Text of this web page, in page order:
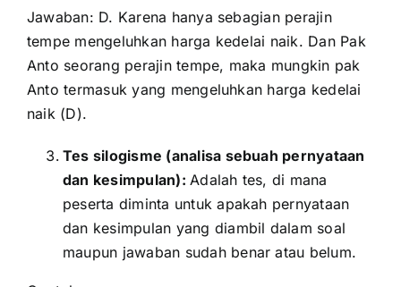
Jawaban: D. Karena hanya sebagian perajin
tempe mengeluhkan harga kedelai naik. Dan Pak
Anto seorang perajin tempe, maka mungkin pak
Anto termasuk yang mengeluhkan harga kedelai
naik (D).
Tes silogisme (analisa sebuah pernyataan
dan kesimpulan):Adalah tes, di mana
peserta diminta untuk apakah pernyataan
dan kesimpulan yang diambil dalam soal
maupun jawaban sudah benar atau belum.